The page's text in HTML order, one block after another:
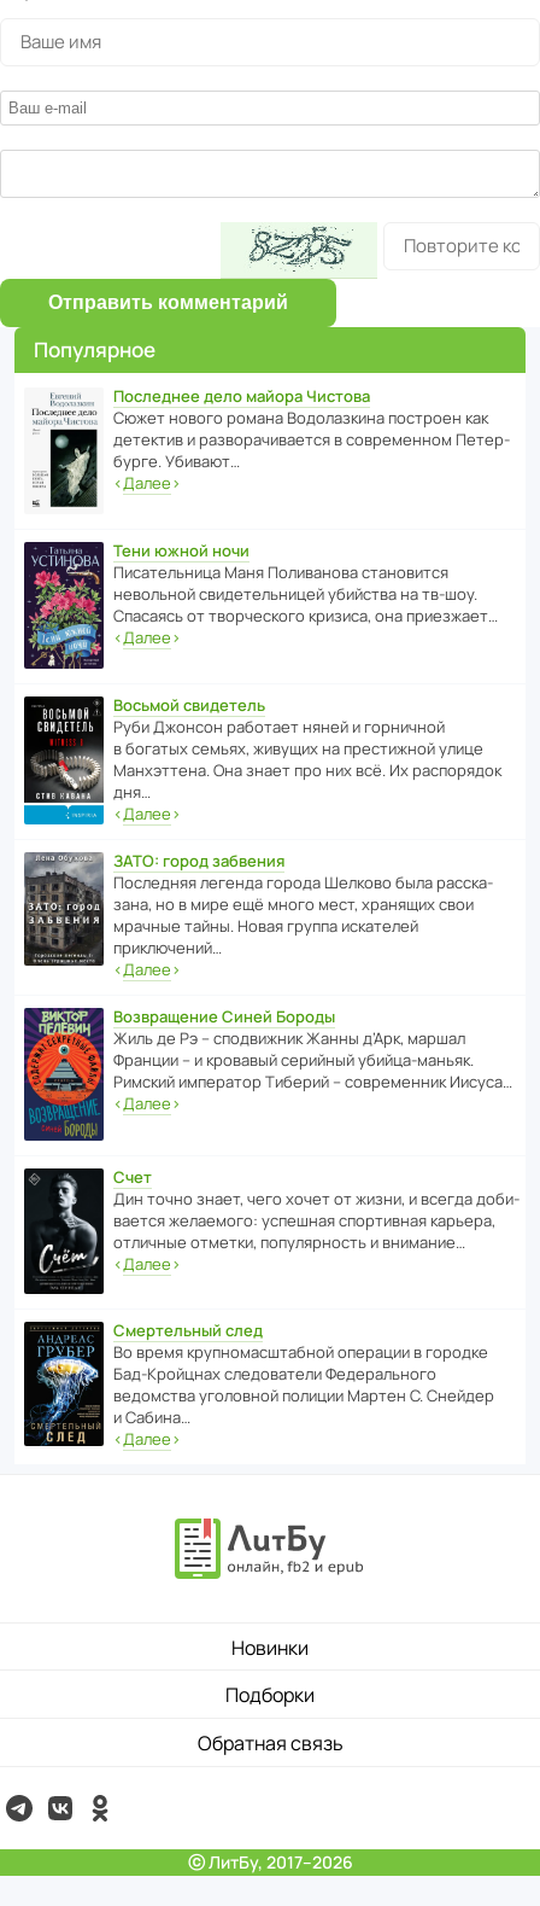
Отправить комментарий
Популярное
Последнее дело майора Чистова
Сюжет нового романа Водо­ла­з­кина пост­роен как
дете­ктив и разво­ра­чи­ва­ется в совре­менном Пете­р­
бурге. Убивают…
‹Далее›
Тени южной ночи
Писа­тель­ница Маня Поли­ва­нова стано­вится
невольной свиде­тель­ницей убийства на тв-шоу.
Спасаясь от твор­че­с­кого кризиса, она приезжает…
‹Далее›
Восьмой свидетель
Руби Джонсон рабо­тает няней и горни­чной
в богатых семьях, живущих на прес­ти­жной улице
Манх­эт­тена. Она знает про них всё. Их распо­рядок
дня…
‹Далее›
ЗАТО: город забвения
После­дняя легенда города Шелково была расска­
зана, но в мире ещё много мест, хранящих свои
мрачные тайны. Новая группа иска­телей
приключений…
‹Далее›
Возвращение Синей Бороды
Жиль де Рэ – спод­ви­жник Жанны д’Арк, маршал
Франции – и кровавый серийный убийца-маньяк.
Римский импе­ратор Тиберий – совре­менник Иисуса…
‹Далее›
Счет
Дин точно знает, чего хочет от жизни, и всегда доби­
ва­ется жела­е­мого: успе­шная спор­ти­вная карьера,
отли­чные отметки, попу­ля­р­ность и внимание…
‹Далее›
Смертельный след
Во время круп­но­мас­ш­та­бной операции в городке
Бад‑Крой­цнах следо­ва­тели Феде­раль­ного
ведомства уголо­вной полиции Мартен С. Снейдер
и Сабина…
‹Далее›
Новинки
Подборки
Обратная связь
ⓒ ЛитБу, 2017–2026